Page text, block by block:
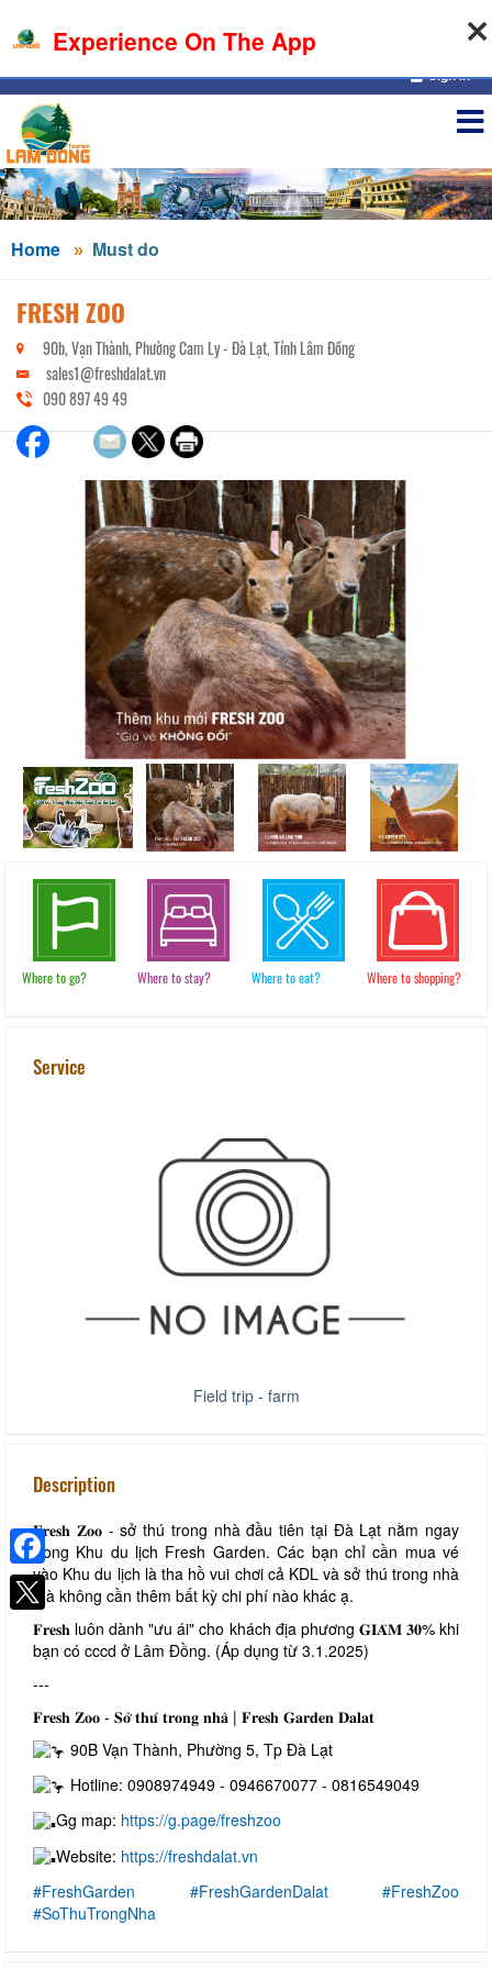
08-08-2026, 05:52:01
Sign in
Home Must do
FRESH ZOO
90b, Vạn Thành, Phường Cam Ly - Đà Lạt, Tỉnh Lâm Đồng
sales1@freshdalat.vn
090 897 49 49
Where to go? Where to stay? Where to eat? Where to shopping?
Service
Field trip - farm
Description
𝐅𝐫𝐞𝐬𝐡 𝐙𝐨𝐨 - sở thú trong nhà đầu tiên tại Đà Lạt nằm ngay
trong Khu du lịch Fresh Garden. Các bạn chỉ cần mua vé
vào Khu du lịch là tha hồ vui chơi cả KDL và sở thú trong nhà
mà không cần thêm bất kỳ chi phí nào khác ạ.
𝐅𝐫𝐞𝐬𝐡 luôn dành "ưu ái" cho khách địa phương 𝐆𝐈𝐀̉𝐌 𝟑𝟎% khi
bạn có cccd ở Lâm Đồng. (Áp dụng từ 3.1.2025)
---
𝐅𝐫𝐞𝐬𝐡 𝐙𝐨𝐨 - 𝐒𝐨̛̉ 𝐭𝐡𝐮́ 𝐭𝐫𝐨𝐧𝐠 𝐧𝐡𝐚̀ | 𝐅𝐫𝐞𝐬𝐡 𝐆𝐚𝐫𝐝𝐞𝐧 𝐃𝐚𝐥𝐚𝐭
90B Vạn Thành, Phường 5, Tp Đà Lạt
Hotline: 0908974949 - 0946670077 - 0816549049
Gg map: https://g.page/freshzoo
Website: https://freshdalat.vn
#FreshGarden
#FreshGardenDalat
#FreshZoo
#SoThuTrongNha
Experience On The App
Facebook